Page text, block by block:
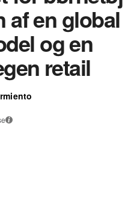
af en global
og en
retail
i